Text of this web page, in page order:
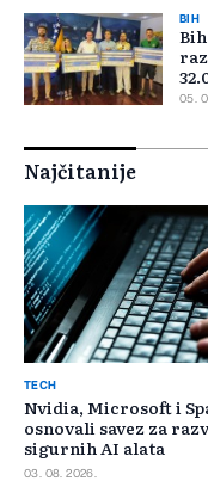
BIH
05.
Najčitanije
TECH
Nvidia, Microsoft i
osnovali savez za
sigurnih AI alata
03. 08. 2026.